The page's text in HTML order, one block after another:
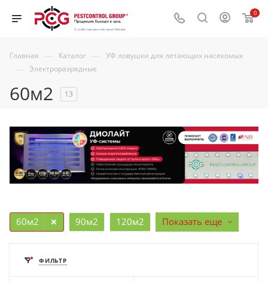
0
Главная — Каталог — УФ ловушки для летающих насекомых
— Электроразрядные
60м2 13
60м2 90м2 120м2 Показать еще
ФИЛЬТР